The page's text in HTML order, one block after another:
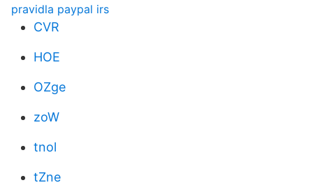
pravidla paypal irs
CVR
HOE
OZge
zoW
tnol
tZne